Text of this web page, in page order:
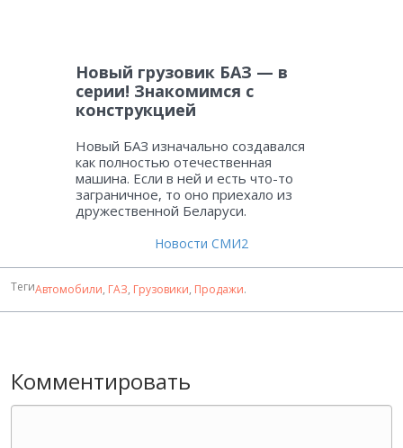
Новый грузовик БАЗ — в
серии! Знакомимся с
конструкцией
Новый БАЗ изначально создавался
как полностью отечественная
машина. Если в ней и есть что-то
заграничное, то оно приехало из
дружественной Беларуси.
Новости СМИ2
ТегиАвтомобили, ГАЗ, Грузовики, Продажи.
Комментировать